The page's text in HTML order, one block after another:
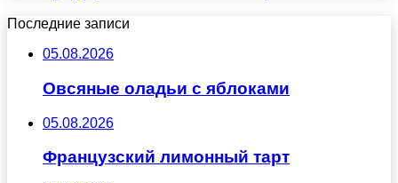
Последние записи
05.08.2026
Овсяные оладьи с яблоками
05.08.2026
Французский лимонный тарт